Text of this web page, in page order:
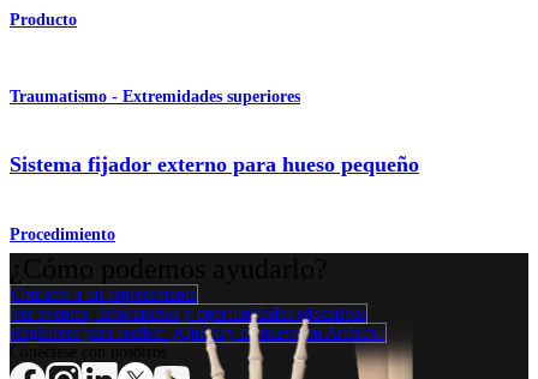
Producto
Traumatismo - Extremidades superiores
Sistema fijador externo para hueso pequeño
Procedimiento
Contacte a un representante
Ver eventos, laboratorios y oportunidades educativas
Regístrese para recibir: ¿Qué hay de nuevo en Arthrex?